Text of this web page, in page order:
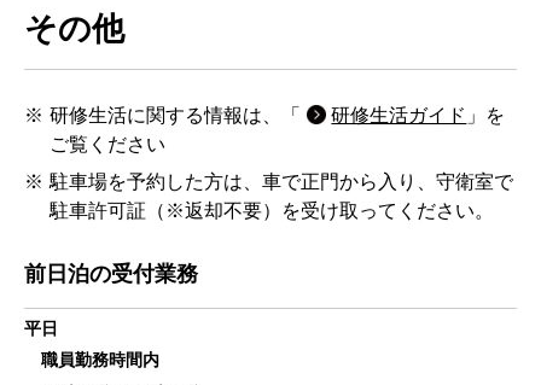
第1宿泊棟
4,800円 13.5㎡
その他
研修生活に関する情報は、「 研修生活ガイド 」を
ご覧ください
駐車場を予約した方は、車で正門から入り、守衛室で
駐車許可証（※返却不要）を受け取ってください。
前日泊の受付業務
平日
職員勤務時間内